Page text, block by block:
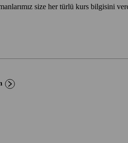
size her türlü kurs bilgisini